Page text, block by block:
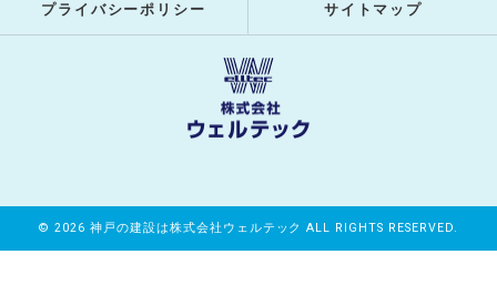
プライバシーポリシー サイトマップ
© 2026 神戸の建設は株式会社ウェルテック ALL RIGHTS RESERVED.